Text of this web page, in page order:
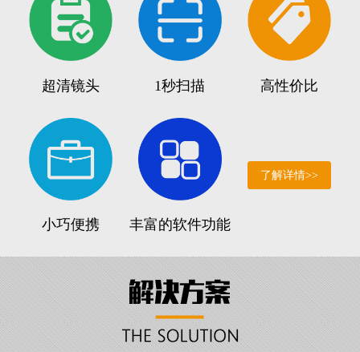
超清镜头 1秒扫描 高性价比
小巧便携 丰富的软件功能
了解详情>>